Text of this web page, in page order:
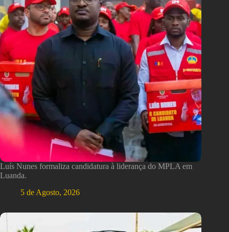
Luís Nunes formaliza candidatura à liderança do MPLA em
Luanda.
5 de Agosto, 2026